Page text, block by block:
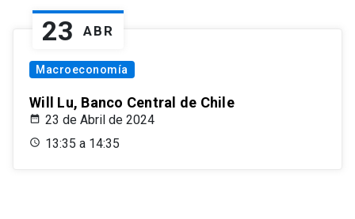
23 ABR
Macroeconomía
Will Lu, Banco Central de Chile
23 de Abril de 2024
13:35 a 14:35